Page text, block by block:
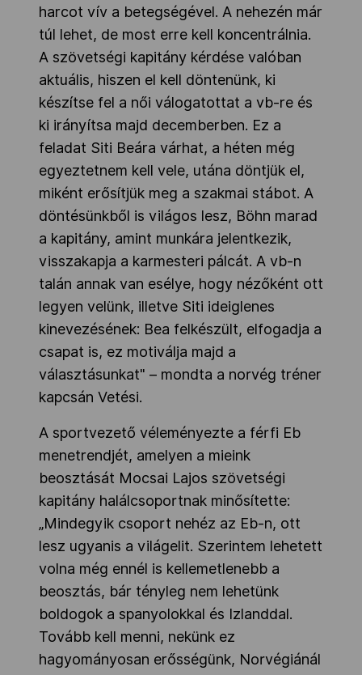
harcot vív a betegségével. A nehezén már
túl lehet, de most erre kell koncentrálnia.
A szövetségi kapitány kérdése valóban
aktuális, hiszen el kell döntenünk, ki
készítse fel a női válogatottat a vb-re és
ki irányítsa majd decemberben. Ez a
feladat Siti Beára várhat, a héten még
egyeztetnem kell vele, utána döntjük el,
miként erősítjük meg a szakmai stábot. A
döntésünkből is világos lesz, Böhn marad
a kapitány, amint munkára jelentkezik,
visszakapja a karmesteri pálcát. A vb-n
talán annak van esélye, hogy nézőként ott
legyen velünk, illetve Siti ideiglenes
kinevezésének: Bea felkészült, elfogadja a
csapat is, ez motiválja majd a
választásunkat" – mondta a norvég tréner
kapcsán Vetési.
A sportvezető véleményezte a férfi Eb
menetrendjét, amelyen a mieink
beosztását Mocsai Lajos szövetségi
kapitány halálcsoportnak minősítette:
„Mindegyik csoport nehéz az Eb-n, ott
lesz ugyanis a világelit. Szerintem lehetett
volna még ennél is kellemetlenebb a
beosztás, bár tényleg nem lehetünk
boldogok a spanyolokkal és Izlanddal.
Tovább kell menni, nekünk ez
hagyományosan erősségünk, Norvégiánál